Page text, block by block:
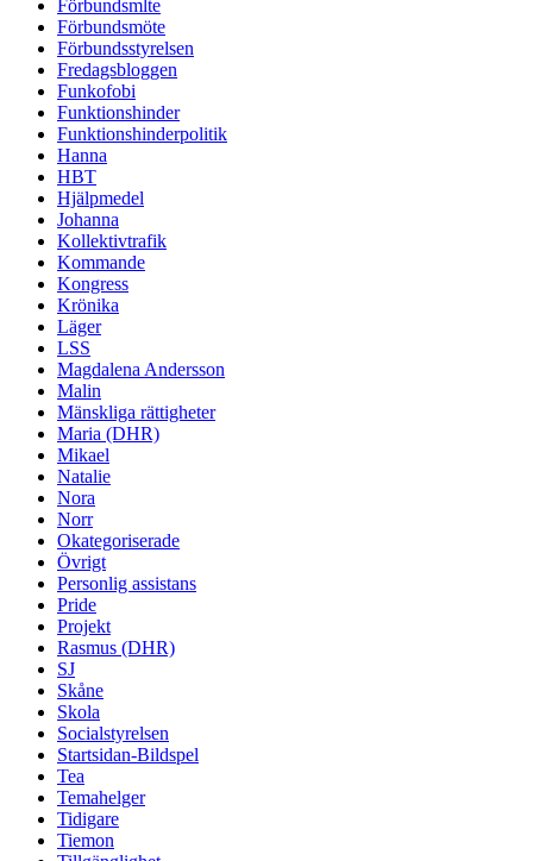
Förbundsmlte
Förbundsmöte
Förbundsstyrelsen
Fredagsbloggen
Funkofobi
Funktionshinder
Funktionshinderpolitik
Hanna
HBT
Hjälpmedel
Johanna
Kollektivtrafik
Kommande
Kongress
Krönika
Läger
LSS
Magdalena Andersson
Malin
Mänskliga rättigheter
Maria (DHR)
Mikael
Natalie
Nora
Norr
Okategoriserade
Övrigt
Personlig assistans
Pride
Projekt
Rasmus (DHR)
SJ
Skåne
Skola
Socialstyrelsen
Startsidan-Bildspel
Tea
Temahelger
Tidigare
Tiemon